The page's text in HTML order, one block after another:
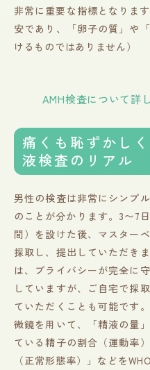
非常に重要な指標となりま
安であり、「卵子の質」や
けるものではありません）
AMH検査について詳
痛くも恥ずかし
液検査のリアル
男性の検査は非常にシンプ
のことが分かります。3〜7
間）を設けた後、マスター
採取し、提出していただき
は、プライバシーが完全に
していますが、ご自宅で採
ていただくことも可能です
微鏡を用いて、「精液の量
ている精子の割合（運動率
（正常形態率）」などを